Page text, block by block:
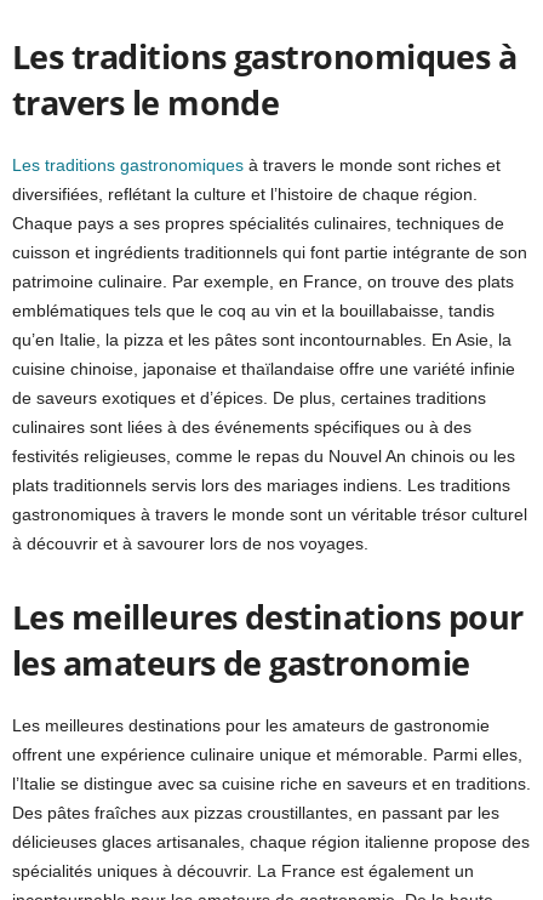
Les traditions gastronomiques à
travers le monde
Les traditions gastronomiques à travers le monde sont riches et
diversifiées, reflétant la culture et l’histoire de chaque région.
Chaque pays a ses propres spécialités culinaires, techniques de
cuisson et ingrédients traditionnels qui font partie intégrante de son
patrimoine culinaire. Par exemple, en France, on trouve des plats
emblématiques tels que le coq au vin et la bouillabaisse, tandis
qu’en Italie, la pizza et les pâtes sont incontournables. En Asie, la
cuisine chinoise, japonaise et thaïlandaise offre une variété infinie
de saveurs exotiques et d’épices. De plus, certaines traditions
culinaires sont liées à des événements spécifiques ou à des
festivités religieuses, comme le repas du Nouvel An chinois ou les
plats traditionnels servis lors des mariages indiens. Les traditions
gastronomiques à travers le monde sont un véritable trésor culturel
à découvrir et à savourer lors de nos voyages.
Les meilleures destinations pour
les amateurs de gastronomie
Les meilleures destinations pour les amateurs de gastronomie
offrent une expérience culinaire unique et mémorable. Parmi elles,
l’Italie se distingue avec sa cuisine riche en saveurs et en traditions.
Des pâtes fraîches aux pizzas croustillantes, en passant par les
délicieuses glaces artisanales, chaque région italienne propose des
spécialités uniques à découvrir. La France est également un